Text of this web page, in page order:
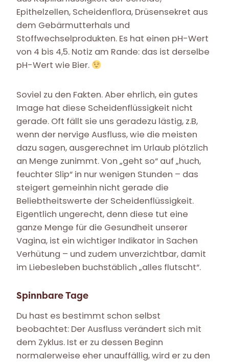
Epithelzellen, Scheidenflora, Drüsensekret aus
dem Gebärmutterhals und
Stoffwechselprodukten. Es hat einen pH-Wert
von 4 bis 4,5. Notiz am Rande: das ist derselbe
pH-Wert wie Bier.
Soviel zu den Fakten. Aber ehrlich, ein gutes
Image hat diese Scheidenflüssigkeit nicht
gerade. Oft fällt sie uns geradezu lästig, z.B,
wenn der nervige Ausfluss, wie die meisten
dazu sagen, ausgerechnet im Urlaub plötzlich
an Menge zunimmt. Von „geht so“ auf „huch,
feuchter Slip“ in nur wenigen Stunden – das
steigert gemeinhin nicht gerade die
Beliebtheitswerte der Scheidenflüssigkeit.
Eigentlich ungerecht, denn diese tut eine
ganze Menge für die Gesundheit unserer
Vagina, ist ein wichtiger Indikator in Sachen
Verhütung – und zudem unverzichtbar, damit
im Liebesleben buchstäblich „alles flutscht“.
Spinnbare Tage
Du hast es bestimmt schon selbst
beobachtet: Der Ausfluss verändert sich mit
dem Zyklus. Ist er zu dessen Beginn
normalerweise eher unauffällig, wird er zu den